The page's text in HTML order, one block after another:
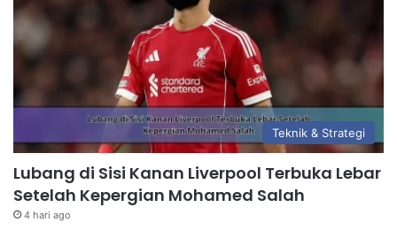
Teknik & Strategi
Lubang di Sisi Kanan Liverpool Terbuka Lebar
Setelah Kepergian Mohamed Salah
4 hari ago